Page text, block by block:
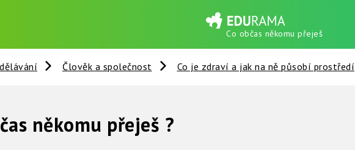
Co občas někomu přeješ
Člověk a společnost Co je zdraví a jak na ně působí prostředí
někomu přeješ ?